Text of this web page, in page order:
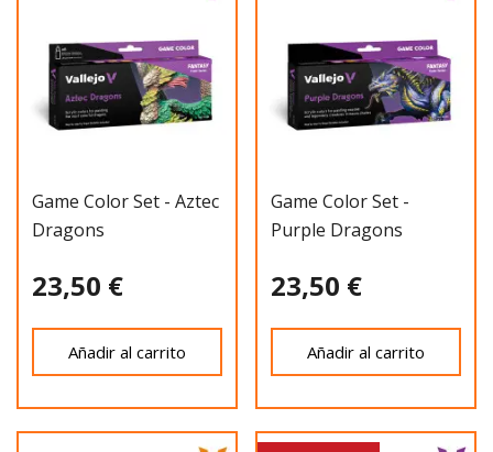
Game Color Set - Aztec
Dragons
23,50 €
Añadir al carrito
Game Color Set -
Purple Dragons
23,50 €
Añadir al carrito